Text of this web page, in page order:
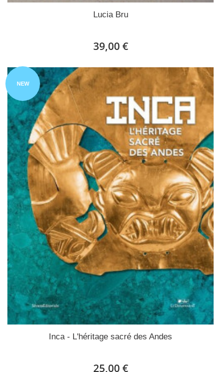
Lucia Bru
39,00 €
NEW
Inca - L'héritage sacré des Andes
25,00 €